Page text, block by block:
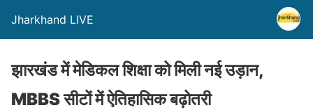
Jharkhand LIVE
झारखंड में मेडिकल शिक्षा को मिली नई उड़ान,
MBBS सीटों में ऐतिहासिक बढ़ोतरी